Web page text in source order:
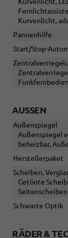
Kurvenlicht,
Kurvenlicht,
Pannenhilfe
Start/Stop-
AUSSEN
Außenspiegel
Außenspiegel
beheizbar,
Herstellerpaket
Scheiben,
Getönte
Schwarze Optik
RÄDER &